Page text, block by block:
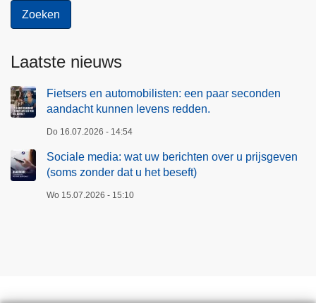
Laatste nieuws
Fietsers en automobilisten: een paar seconden
aandacht kunnen levens redden.
Do 16.07.2026 - 14:54
Sociale media: wat uw berichten over u prijsgeven
(soms zonder dat u het beseft)
Wo 15.07.2026 - 15:10